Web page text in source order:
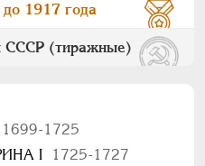
1917 года
СССР (тиражные)
1699-1725
I
1725-1727